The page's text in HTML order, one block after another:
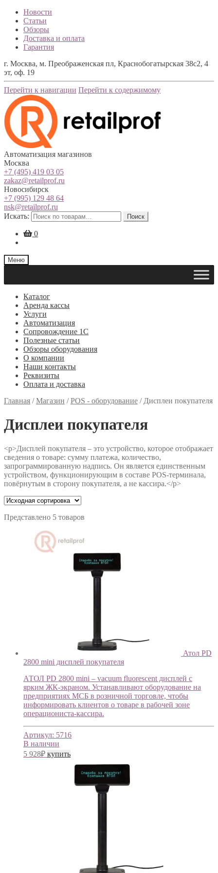
Новости
Статьи
Обзоры
Доставка и оплата
Гарантия
г. Москва, м. Преображенская пл, Краснобогатырская 38с2, 4
эт, оф. 19
Перейти к навигации Перейти к содержимому
Автоматизация магазинов
Москва
+7 (495) 419 03 05
zakaz@retailprof.ru
Новосибирск
+7 (995) 129 48 64
nsk@retailprof.ru
Искать:
Поиск
0
Меню
Каталог
Аренда кассы
Услуги
Автоматизация
Сопровождение 1С
Полезные статьи
Обзоры оборудования
О компании
Наши контакты
Реквизиты
Оплата и доставка
Главная /Магазин /POS - оборудование / Дисплеи покупателя
Дисплеи покупателя
<p>Дисплей покупателя – это устройство, которое отображает
сведения о товаре: сумму платежа, количество,
запрограммированную надпись. Он является единственным
устройством, функционирующим в составе POS-терминала,
повёрнутым в сторону покупателя, а не кассира.</p>
Представлено 5 товаров
Атол PD
2800 mini дисплей покупателя
АТОЛ PD 2800 mini – vacuum fluorescent дисплей с
ярким ЖК-экраном. Устанавливают оборудование на
предприятиях МСБ в розничной торговле, чтобы
информировать клиентов о товаре в рабочей зоне
операциониста-кассира.
Артикул: 5716
В наличии
5 928₽ купить